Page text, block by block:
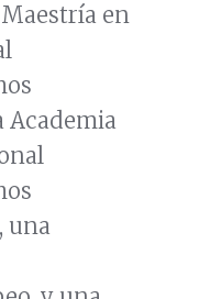
en
Academia
una